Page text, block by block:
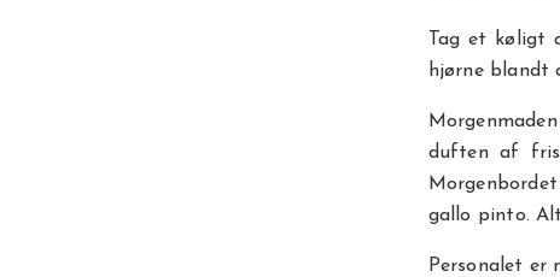
Tag et
hjørne blandt
duften af
gallo pinto.
Personalet er